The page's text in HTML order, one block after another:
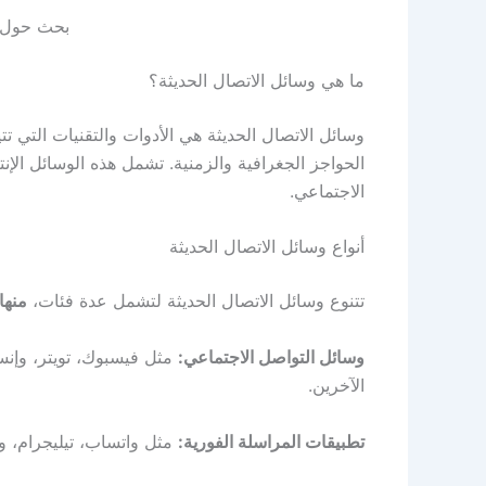
بحث حول
ما هي وسائل الاتصال الحديثة؟
وسائل الاتصال الحديثة هي الأدوات والتقنيات التي
الحواجز الجغرافية والزمنية. تشمل هذه الوسائل
الاجتماعي.
أنواع وسائل الاتصال الحديثة
تتنوع وسائل الاتصال الحديثة لتشمل عدة فئات،
وسائل التواصل الاجتماعي: مثل فيسبوك، تويتر،
الآخرين.
تطبيقات المراسلة الفورية: مثل واتساب،